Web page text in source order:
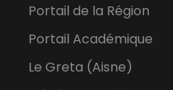
Portail de la Région
Portail Académique
Le Greta (Aisne)